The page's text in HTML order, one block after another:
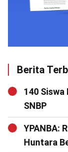
Berita
140
SNBP
YPANBA:
Huntara